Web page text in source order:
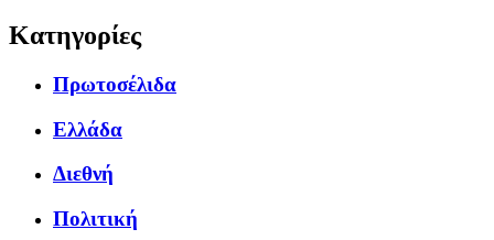
Κατηγορίες
Πρωτοσέλιδα
Ελλάδα
Διεθνή
Πολιτική